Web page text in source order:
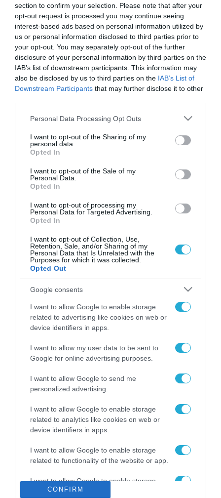
section to confirm your selection. Please note that after your
opt-out request is processed you may continue seeing
interest-based ads based on personal information utilized by
us or personal information disclosed to third parties prior to
your opt-out. You may separately opt-out of the further
disclosure of your personal information by third parties on the
IAB’s list of downstream participants. This information may
also be disclosed by us to third parties on the IAB’s List of
Downstream Participants that may further disclose it to other
Please note that this website/app uses one or more Google
not limited to your visit or usage behaviour. You may click to
grant or deny consent to Google and its third-party tags to
use your data for below specified purposes in below Google
consent section.
Personal Data Processing Opt Outs
I want to opt-out of the Sharing of my
personal data.
Opted In
I want to opt-out of the Sale of my
Personal Data.
Opted In
I want to opt-out of processing my
Personal Data for Targeted Advertising.
Opted In
I want to opt-out of Collection, Use,
Retention, Sale, and/or Sharing of my
Personal Data that Is Unrelated with the
Purposes for which it was collected.
Opted Out
Google consents
I want to allow Google to enable storage
related to advertising like cookies on web or
device identifiers in apps.
I want to allow my user data to be sent to
Google for online advertising purposes.
I want to allow Google to send me
personalized advertising.
I want to allow Google to enable storage
related to analytics like cookies on web or
device identifiers in apps.
I want to allow Google to enable storage
related to functionality of the website or app.
I want to allow Google to enable storage
related to personalization.
CONFIRM
ΡΟΗ ΕΙΔΗΣΕΩΝ
Το χρηματοδοτούμενο
από την ΕΕ έργο “The
Gaming Police”
ενισχύει την ασφάλεια
των παιδιών στο
31.07.2026
ΑΑΔΕ: Διευκρινίσεις
για τα πρόστιμα σε
παραβάσεις που
31.07.2026
Τεχνητή Νοημοσύνη
δεν είναι απλώς μια
νέα τεχνολογία, είναι
επανάσταση»
31.07.2026
Νέος οδηγός του ΕΚΤ
για τη χρηματοδότηση
των ελληνικών
επιχειρήσεων στον
χώρο της άμυνας